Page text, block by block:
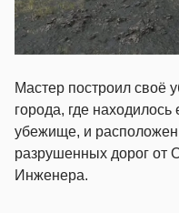
Мастер построил своё
города, где
убежище, и
разрушенных дорог от
Инженера.